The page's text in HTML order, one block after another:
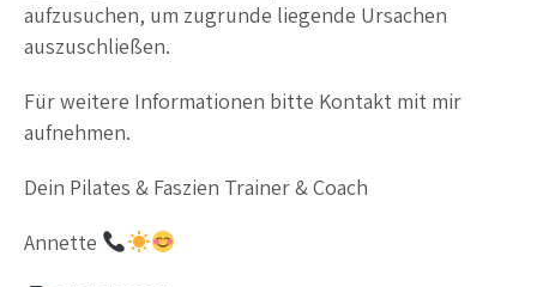
aufzusuchen, um zugrunde liegende Ursachen
auszuschließen.
Für weitere Informationen bitte Kontakt mit mir
aufnehmen.
Dein Pilates & Faszien Trainer & Coach
Annette